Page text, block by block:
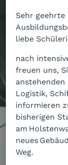
Sehr
liebe
nach
freuen uns,
Logistik,
informieren
bisherigen
am
neues
Weg.